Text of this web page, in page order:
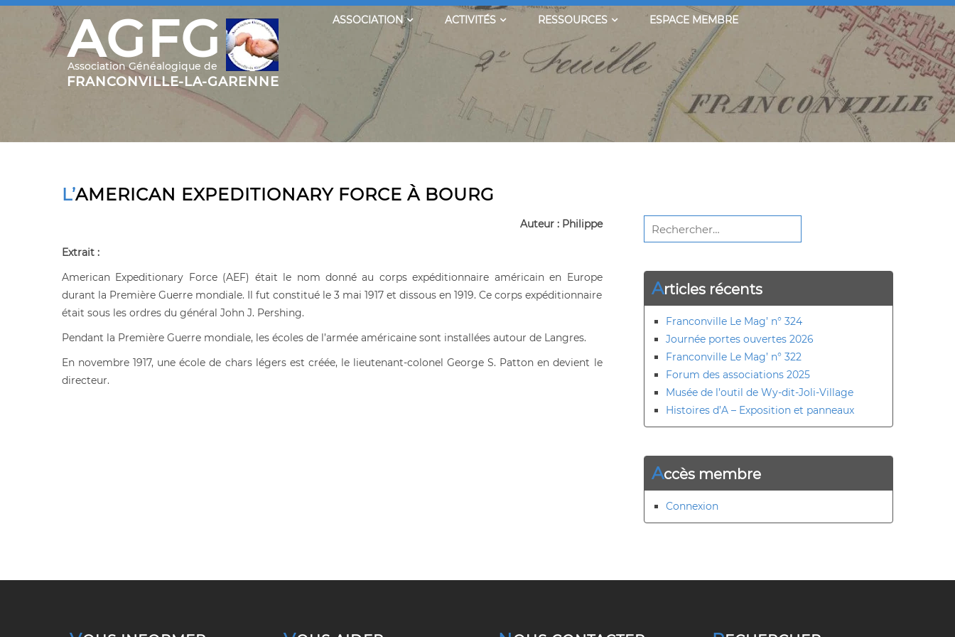
ASSOCIATION ACTIVITÉS RESSOURCES ESPACE MEMBRE
L’AMERICAN EXPEDITIONARY FORCE À BOURG
Auteur : Philippe
Extrait :
American Expeditionary Force (AEF) était le nom donné au corps expéditionnaire américain en Europe
durant la Première Guerre mondiale. Il fut constitué le 3 mai 1917 et dissous en 1919. Ce corps expéditionnaire
était sous les ordres du général John J. Pershing.
Pendant la Première Guerre mondiale, les écoles de l’armée américaine sont installées autour de Langres.
En novembre 1917, une école de chars légers est créée, le lieutenant-colonel George S. Patton en devient le
directeur.
Rechercher :
Articles récents
Franconville Le Mag’ n° 324
Journée portes ouvertes 2026
Franconville Le Mag’ n° 322
Forum des associations 2025
Musée de l’outil de Wy-dit-Joli-Village
Histoires d’A – Exposition et panneaux
Accès membre
Connexion